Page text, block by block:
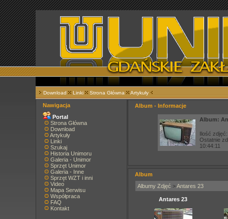
Download Linki Strona Główna Artykuły
Nawigacja
Portal
Strona Główna
Download
Artykuły
Linki
Szukaj
Historia Unimoru
Galeria - Unimor
Sprzęt Unimor
Galeria - Inne
Sprzęt WZT i inni
Video
Mapa Serwisu
Współpraca
FAQ
Kontakt
Album - Informacje
Album:
Ilość
Ostatnie
10:44:11
Album
Albumy Zdjęć >Antares 23
Antares 23